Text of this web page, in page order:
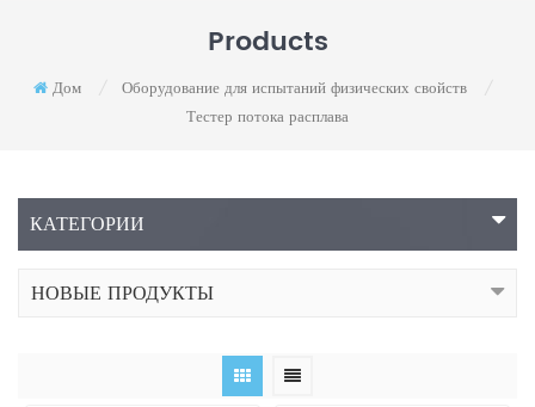
Products
Дом Оборудование для испытаний физических свойств
Тестер потока расплава
КАТЕГОРИИ
НОВЫЕ ПРОДУКТЫ